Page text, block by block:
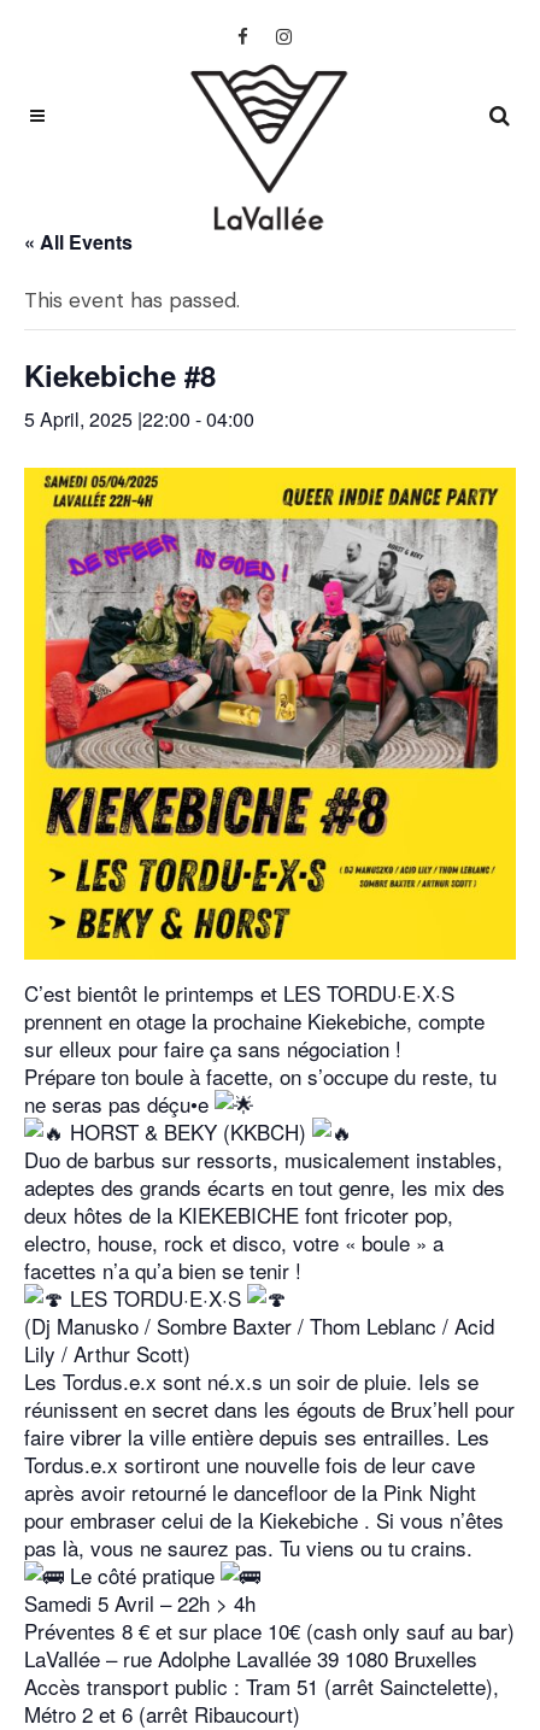
« All Events
This event has passed.
Kiekebiche #8
5 April, 2025 |22:00 -04:00
C’est bientôt le printemps et LES TORDU·E·X·S
prennent en otage la prochaine Kiekebiche, compte
sur elleux pour faire ça sans négociation !
Prépare ton boule à facette, on s’occupe du reste, tu
ne seras pas déçu•e
HORST & BEKY (KKBCH)
Duo de barbus sur ressorts, musicalement instables,
adeptes des grands écarts en tout genre, les mix des
deux hôtes de la KIEKEBICHE font fricoter pop,
electro, house, rock et disco, votre « boule » a
facettes n’a qu’a bien se tenir !
LES TORDU·E·X·S
(Dj Manusko / Sombre Baxter / Thom Leblanc / Acid
Lily / Arthur Scott)
Les Tordus.e.x sont né.x.s un soir de pluie. Iels se
réunissent en secret dans les égouts de Brux’hell pour
faire vibrer la ville entière depuis ses entrailles. Les
Tordus.e.x sortiront une nouvelle fois de leur cave
après avoir retourné le dancefloor de la Pink Night
pour embraser celui de la Kiekebiche . Si vous n’êtes
pas là, vous ne saurez pas. Tu viens ou tu crains.
Le côté pratique
Samedi 5 Avril – 22h > 4h
Préventes 8 € et sur place 10€ (cash only sauf au bar)
LaVallée – rue Adolphe Lavallée 39 1080 Bruxelles
Accès transport public : Tram 51 (arrêt Sainctelette),
Métro 2 et 6 (arrêt Ribaucourt)